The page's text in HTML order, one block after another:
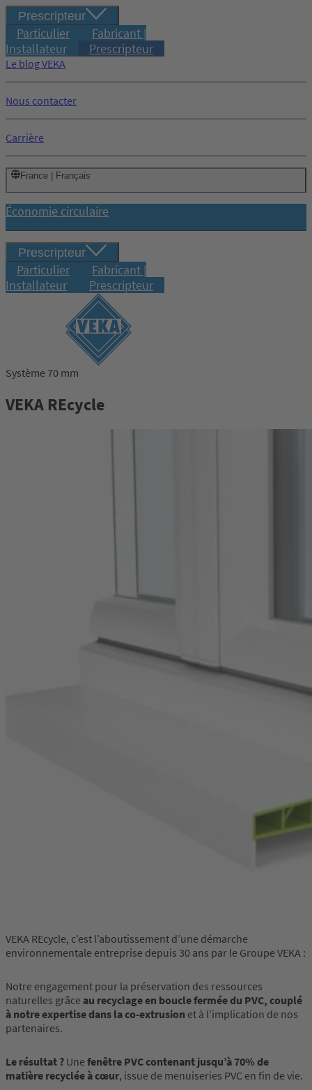
Prescripteur
Particulier
Fabricant |
Installateur
Prescripteur
Le blog VEKA
Nous contacter
Carrière
France | Français
Économie circulaire
Prescripteur
Particulier
Fabricant |
Installateur
Prescripteur
Système 70 mm
VEKA REcycle
VEKA REcycle, c’est l’aboutissement d’une démarche
environnementale entreprise depuis 30 ans par le Groupe VEKA :
Notre engagement pour la préservation des ressources
naturelles grâce au recyclage en boucle fermée du PVC, couplé
à notre expertise dans la co-extrusion et à l’implication de nos
partenaires.
Le résultat ? Unefenêtre PVC contenant jusqu’à 70% de
matière recyclée à cœur, issue de menuiseries PVC en fin de vie.